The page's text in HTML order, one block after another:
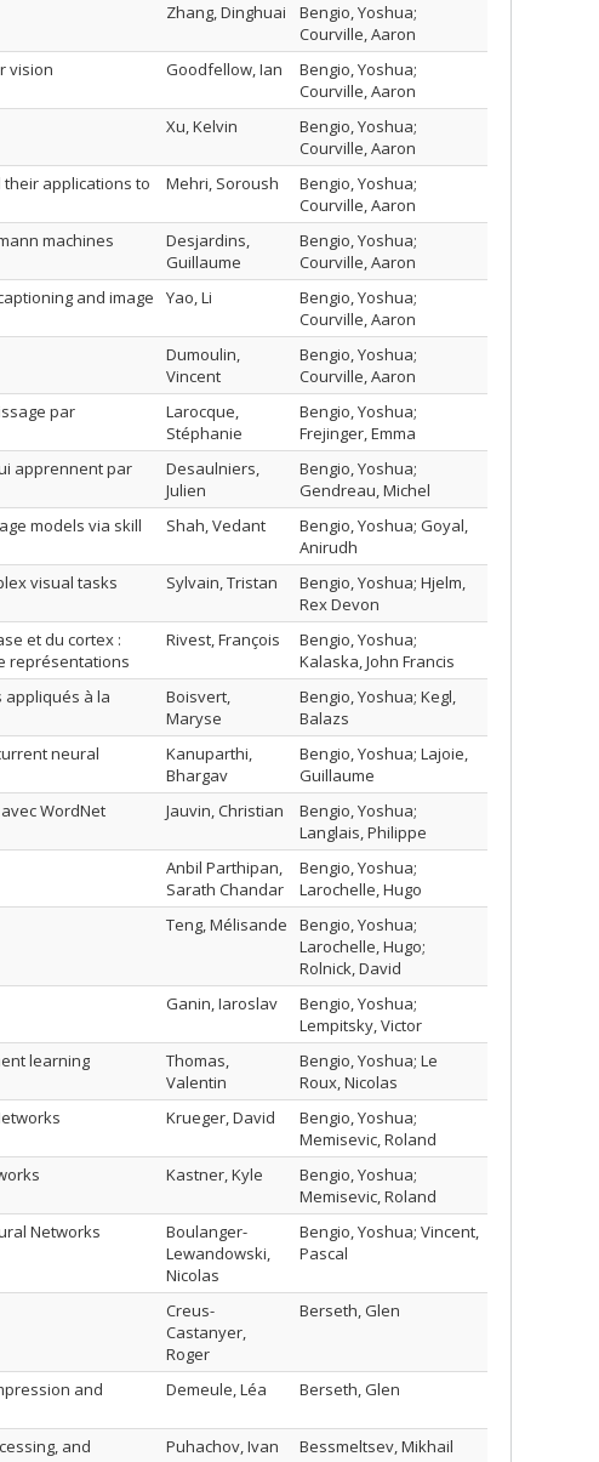
Zhang, Dinghuai
Bengio, Yoshua;
Courville, Aaron
vision Goodfellow, Ian
Bengio, Yoshua;
Courville, Aaron
Xu, Kelvin
Bengio, Yoshua;
Courville, Aaron
applications to
Mehri, Soroush
Bengio, Yoshua;
Courville, Aaron
machines
Desjardins,
Guillaume
Bengio, Yoshua;
Courville, Aaron
and image
Yao, Li
Bengio, Yoshua;
Courville, Aaron
Dumoulin,
Vincent
Bengio, Yoshua;
Courville, Aaron
par
Larocque,
Stéphanie
Bengio, Yoshua;
Frejinger, Emma
apprennent par
Desaulniers,
Julien
Bengio, Yoshua;
Gendreau, Michel
models via skill
Shah, Vedant
Bengio, Yoshua; Goyal,
Anirudh
visual tasks Sylvain, Tristan
Bengio, Yoshua; Hjelm,
Rex Devon
et du cortex :
représentations
Rivest, François
Bengio, Yoshua;
Kalaska, John Francis
à la
Boisvert,
Maryse
Bengio, Yoshua; Kegl,
Balazs
neural
Kanuparthi,
Bhargav
Bengio, Yoshua; Lajoie,
Guillaume
WordNet Jauvin, Christian
Bengio, Yoshua;
Langlais, Philippe
Anbil Parthipan,
Sarath Chandar
Bengio, Yoshua;
Larochelle, Hugo
Teng, Mélisande
Bengio, Yoshua;
Larochelle, Hugo;
Rolnick, David
Ganin, Iaroslav
Bengio, Yoshua;
Lempitsky, Victor
learning
Thomas,
Valentin
Bengio, Yoshua; Le
Roux, Nicolas
Krueger, David
Bengio, Yoshua;
Memisevic, Roland
Kastner, Kyle
Bengio, Yoshua;
Memisevic, Roland
Networks
Boulanger-
Lewandowski,
Nicolas
Bengio, Yoshua; Vincent,
Pascal
Creus-
Castanyer,
Roger
Berseth, Glen
and
Demeule, Léa Berseth, Glen
and
Puhachov, Ivan Bessmeltsev, Mikhail